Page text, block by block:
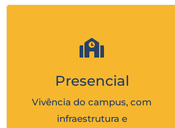
Presencial
Vivência do campus, com
infraestrutura e